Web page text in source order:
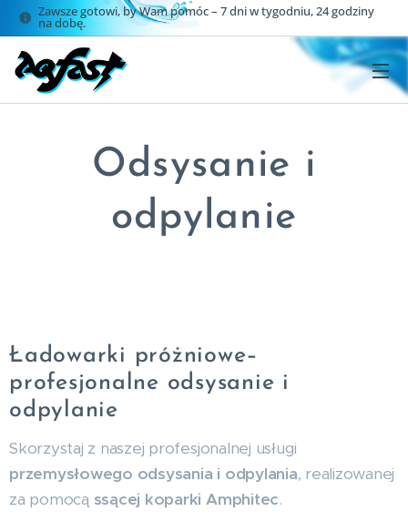
Zawsze gotowi, by Wam pomóc – 7 dni w tygodniu, 24 godziny
na dobę.
Odsysanie i
odpylanie
Ładowarki próżniowe–
profesjonalne odsysanie i
odpylanie
Skorzystaj z naszej profesjonalnej usługi
przemysłowego odsysania i odpylania, realizowanej
za pomocą ssącej koparki Amphitec.